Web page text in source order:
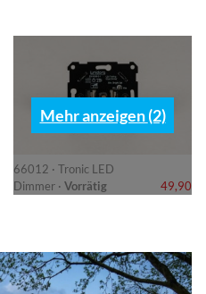
66012 · Tronic LED
Dimmer · Vorrätig 49,90
Mehr anzeigen (2)